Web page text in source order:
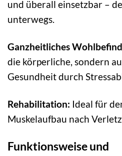
und überall einsetzbar –
unterwegs.
Ganzheitliches
die körperliche, sondern
Gesundheit durch
Rehabilitation: Ideal für
Muskelaufbau nach
Funktionsweise und